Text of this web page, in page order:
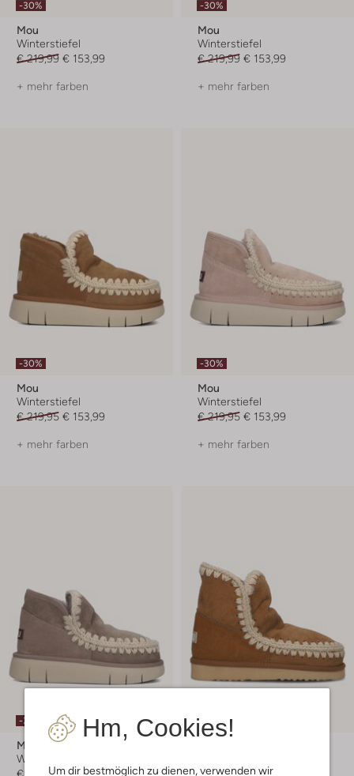
Hm, Cookies!
Um dir bestmöglich zu dienen, verwenden wir
-30%
Mou
Winterstiefel
€ 219,99 € 153,99
+ mehr farben
-30%
Mou
Winterstiefel
€ 219,99 € 153,99
+ mehr farben
-30%
Mou
Winterstiefel
€ 219,95 € 153,99
+ mehr farben
-30%
Mou
Winterstiefel
€ 219,95 € 153,99
+ mehr farben
-30%
Mou
Winterstiefel
-30%